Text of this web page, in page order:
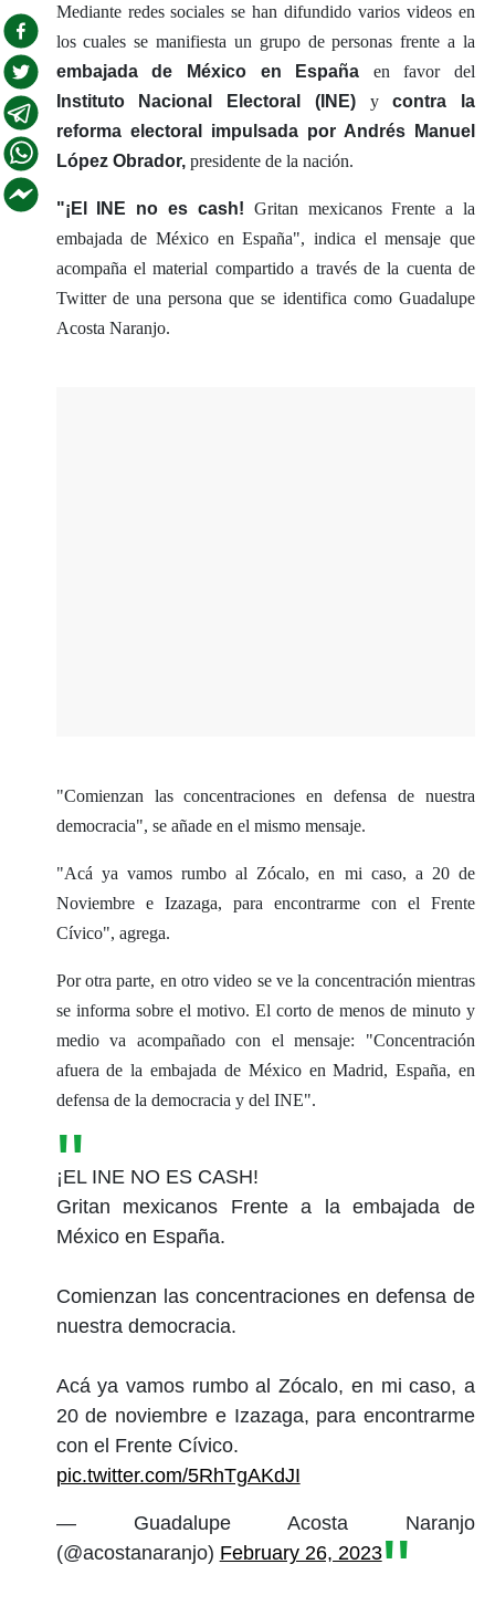
Mediante redes sociales se han difundido varios videos en
los cuales se manifiesta un grupo de personas frente a la
embajada de México en España en favor del
Instituto Nacional Electoral (INE) ycontra la
reforma electoral impulsada por Andrés Manuel
López Obrador, presidente de la nación.
"¡El INE no es cash! Gritan mexicanos Frente a la
embajada de México en España", indica el mensaje que
acompaña el material compartido a través de la cuenta de
Twitter de una persona que se identifica como Guadalupe
Acosta Naranjo.
"Comienzan las concentraciones en defensa de nuestra
democracia", se añade en el mismo mensaje.
"Acá ya vamos rumbo al Zócalo, en mi caso, a 20 de
Noviembre e Izazaga, para encontrarme con el Frente
Cívico", agrega.
Por otra parte, en otro video se ve la concentración mientras
se informa sobre el motivo. El corto de menos de minuto y
medio va acompañado con el mensaje: "Concentración
afuera de la embajada de México en Madrid, España, en
defensa de la democracia y del INE".
¡EL INE NO ES CASH!
Gritan mexicanos Frente a la embajada de
México en España.
Comienzan las concentraciones en defensa de
nuestra democracia.
Acá ya vamos rumbo al Zócalo, en mi caso, a
20 de noviembre e Izazaga, para encontrarme
con el Frente Cívico.
pic.twitter.com/5RhTgAKdJI
— Guadalupe Acosta Naranjo
(@acostanaranjo) February 26, 2023